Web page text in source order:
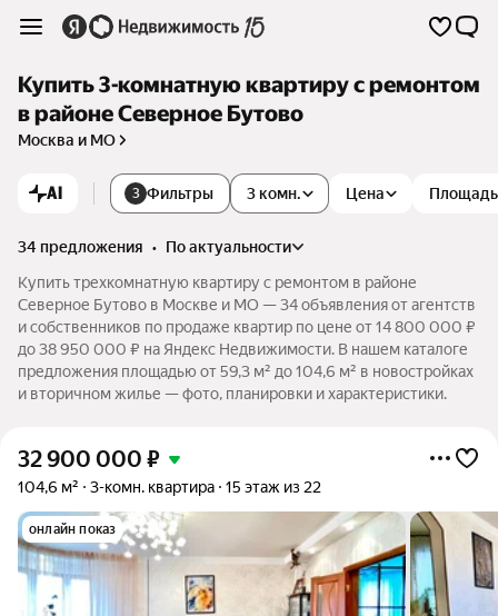
Купить 3-комнатную квартиру с ремонтом
в районе Северное Бутово
Москва и МО
AI 3 Фильтры 3 комн. Цена Площадь
34 предложения •
по актуальности
Купить трехкомнатную квартиру с ремонтом в районе
Северное Бутово в Москве и МО — 34 объявления от агентств
и собственников по продаже квартир по цене от 14 800 000 ₽
до 38 950 000 ₽ на Яндекс Недвижимости. В нашем каталоге
предложения площадью от 59,3 м² до 104,6 м² в новостройках
и вторичном жилье — фото, планировки и характеристики.
32 900 000 ₽
104,6 м² 3-комн. квартира 15 этаж из 22
онлайн показ